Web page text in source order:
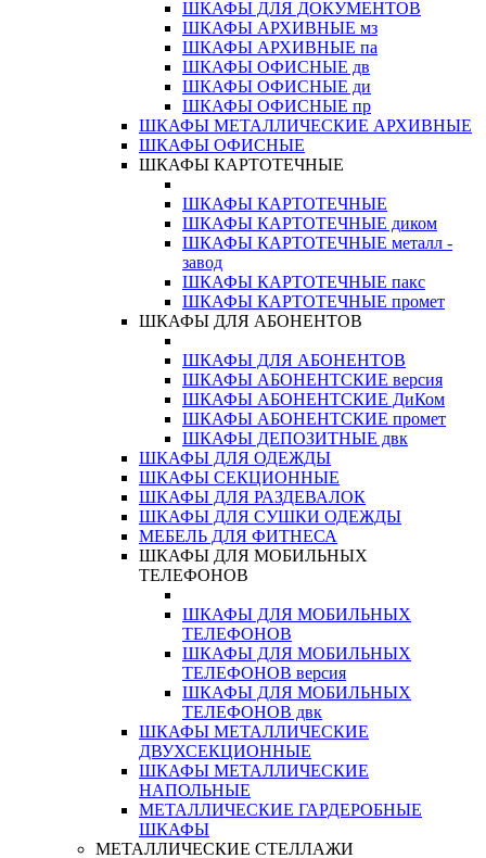
ШКАФЫ ДЛЯ ДОКУМЕНТОВ
ШКАФЫ АРХИВНЫЕ мз
ШКАФЫ АРХИВНЫЕ па
ШКАФЫ ОФИСНЫЕ дв
ШКАФЫ ОФИСНЫЕ ди
ШКАФЫ ОФИСНЫЕ пр
ШКАФЫ МЕТАЛЛИЧЕСКИЕ АРХИВНЫЕ
ШКАФЫ ОФИСНЫЕ
ШКАФЫ КАРТОТЕЧНЫЕ
ШКАФЫ КАРТОТЕЧНЫЕ
ШКАФЫ КАРТОТЕЧНЫЕ диком
ШКАФЫ КАРТОТЕЧНЫЕ металл -
завод
ШКАФЫ КАРТОТЕЧНЫЕ пакс
ШКАФЫ КАРТОТЕЧНЫЕ промет
ШКАФЫ ДЛЯ АБОНЕНТОВ
ШКАФЫ ДЛЯ АБОНЕНТОВ
ШКАФЫ АБОНЕНТСКИЕ версия
ШКАФЫ АБОНЕНТСКИЕ ДиКом
ШКАФЫ АБОНЕНТСКИЕ промет
ШКАФЫ ДЕПОЗИТНЫЕ двк
ШКАФЫ ДЛЯ ОДЕЖДЫ
ШКАФЫ СЕКЦИОННЫЕ
ШКАФЫ ДЛЯ РАЗДЕВАЛОК
ШКАФЫ ДЛЯ СУШКИ ОДЕЖДЫ
МЕБЕЛЬ ДЛЯ ФИТНЕСА
ШКАФЫ ДЛЯ МОБИЛЬНЫХ
ТЕЛЕФОНОВ
ШКАФЫ ДЛЯ МОБИЛЬНЫХ
ТЕЛЕФОНОВ
ШКАФЫ ДЛЯ МОБИЛЬНЫХ
ТЕЛЕФОНОВ версия
ШКАФЫ ДЛЯ МОБИЛЬНЫХ
ТЕЛЕФОНОВ двк
ШКАФЫ МЕТАЛЛИЧЕСКИЕ
ДВУХСЕКЦИОННЫЕ
ШКАФЫ МЕТАЛЛИЧЕСКИЕ
НАПОЛЬНЫЕ
МЕТАЛЛИЧЕСКИЕ ГАРДЕРОБНЫЕ
ШКАФЫ
МЕТАЛЛИЧЕСКИЕ СТЕЛЛАЖИ